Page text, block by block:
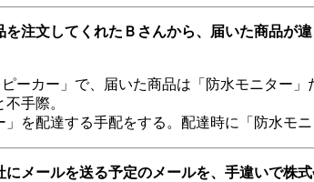
を注文してくれたＢさんから、届いた商品が
ーカー」で、届いた商品は「防水モニター」
手際。
」を配達する手配をする。配達時に「防水モ
にメールを送る予定のメールを、手違いで株